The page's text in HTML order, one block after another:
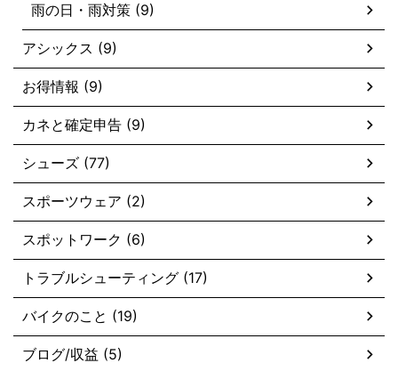
雨の日・雨対策 (9)
アシックス (9)
お得情報 (9)
カネと確定申告 (9)
シューズ (77)
スポーツウェア (2)
スポットワーク (6)
トラブルシューティング (17)
バイクのこと (19)
ブログ/収益 (5)